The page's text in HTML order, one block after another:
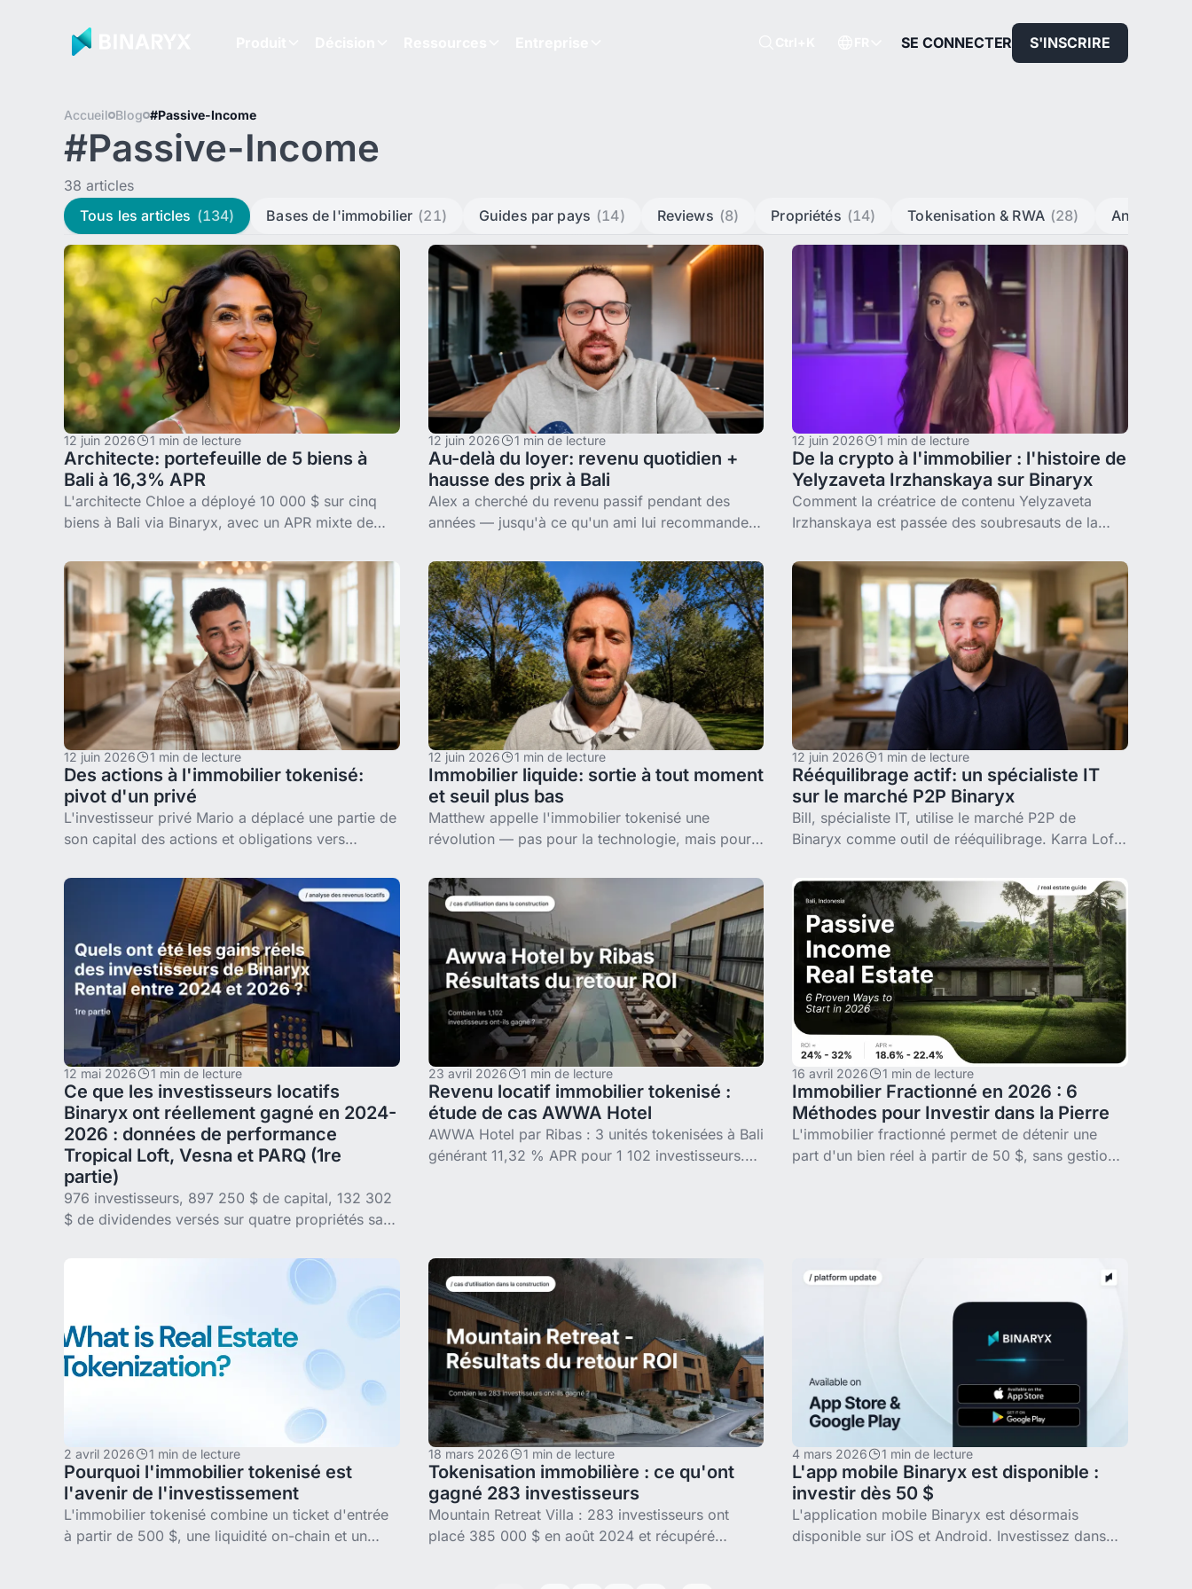
SE CONNECTER S'INSCRIRE
Accueil Blog #Passive-Income
#Passive-Income
38 articles
Tous les articles (134) Bases de l'immobilier (21) Guides par pays (14) Reviews (8) Propriétés (14) Tokenisation & RWA (28) Analyses
12 juin 2026 1 min de lecture
Architecte: portefeuille de 5 biens à
Bali à 16,3% APR
L'architecte Chloe a déployé 10 000 $ sur cinq
biens à Bali via Binaryx, avec un APR mixte de
d'abord, tableur en dernier.
12 juin 2026 1 min de lecture
Au-delà du loyer: revenu quotidien +
hausse des prix à Bali
Alex a cherché du revenu passif pendant des
années — jusqu'à ce qu'un ami lui recommande
Bali avec deux sources de revenu: loyer
12 juin 2026 1 min de lecture
De la crypto à l'immobilier : l'histoire de
Yelyzaveta Irzhanskaya sur Binaryx
Comment la créatrice de contenu Yelyzaveta
Irzhanskaya est passée des soubresauts de la
dollars sur Binaryx — l'entrée, le moment KYC
12 juin 2026 1 min de lecture
Des actions à l'immobilier tokenisé:
pivot d'un privé
L'investisseur privé Mario a déplacé une partie de
son capital des actions et obligations vers
de diversification.
12 juin 2026 1 min de lecture
Immobilier liquide: sortie à tout moment
et seuil plus bas
Matthew appelle l'immobilier tokenisé une
révolution — pas pour la technologie, mais pour
liquidité. Deux biens à Bali,
12 juin 2026 1 min de lecture
Rééquilibrage actif: un spécialiste IT
sur le marché P2P Binaryx
Bill, spécialiste IT, utilise le marché P2P de
Binaryx comme outil de rééquilibrage. Karra Loft
un portefeuille propre.
12 mai 2026 1 min de lecture
Ce que les investisseurs locatifs
Binaryx ont réellement gagné en 2024-
2026 : données de performance
Tropical Loft, Vesna et PARQ (1re
partie)
976 investisseurs, 897 250 $ de capital, 132 302
$ de dividendes versés sur quatre propriétés sans
23 avril 2026 1 min de lecture
Revenu locatif immobilier tokenisé :
étude de cas AWWA Hotel
AWWA Hotel par Ribas : 3 unités tokenisées à Bali
générant 11,32 % APR pour 1 102 investisseurs.
16 avril 2026 1 min de lecture
Immobilier Fractionné en 2026 : 6
Méthodes pour Investir dans la Pierre
L'immobilier fractionné permet de détenir une
part d'un bien réel à partir de 50 $, sans gestion
2 avril 2026 1 min de lecture
Pourquoi l'immobilier tokenisé est
l'avenir de l'investissement
L'immobilier tokenisé combine un ticket d'entrée
à partir de 500 $, une liquidité on-chain et un
18 mars 2026 1 min de lecture
Tokenisation immobilière : ce qu'ont
gagné 283 investisseurs
Mountain Retreat Villa : 283 investisseurs ont
placé 385 000 $ en août 2024 et récupéré
4 mars 2026 1 min de lecture
L'app mobile Binaryx est disponible :
investir dès 50 $
L'application mobile Binaryx est désormais
disponible sur iOS et Android. Investissez dans